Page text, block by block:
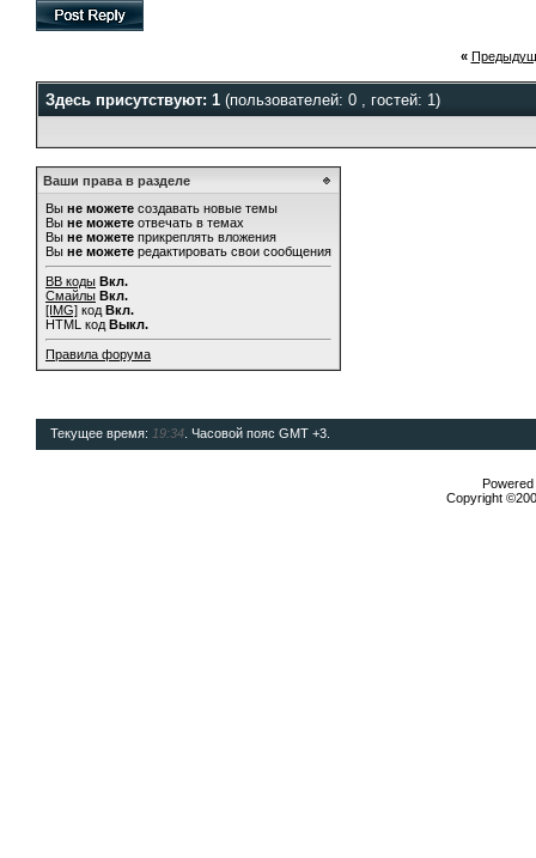
«
Здесь присутствуют: 1 (пользователей: 0 , гостей: 1)
Ваши права в разделе
Вы не можете создавать новые темы
Вы не можете отвечать в темах
Вы не можете прикреплять вложения
Вы не можете редактировать свои сообщения
BB коды Вкл.
Смайлы Вкл.
[IMG] код Вкл.
HTML код Выкл.
Правила форума
Текущее время: 19:34 . Часовой пояс GMT +3.
Copyright